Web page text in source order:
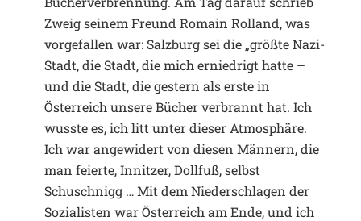
Zweig seinem Freund Romain Rolland, was
vorgefallen war: Salzburg sei die „größte Nazi-
Stadt, die Stadt, die mich erniedrigt hatte –
und die Stadt, die gestern als erste in
Österreich unsere Bücher verbrannt hat. Ich
wusste es, ich litt unter dieser Atmosphäre.
Ich war angewidert von diesen Männern, die
man feierte, Innitzer, Dollfuß, selbst
Schuschnigg … Mit dem Niederschlagen der
Sozialisten war Österreich am Ende, und ich